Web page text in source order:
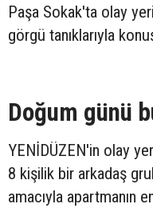
Paşa Sokak'ta olay
görgü tanıklarıyla
Doğum günü
YENİDÜZEN'in olay
8 kişilik bir arkadaş
amacıyla apartmanın